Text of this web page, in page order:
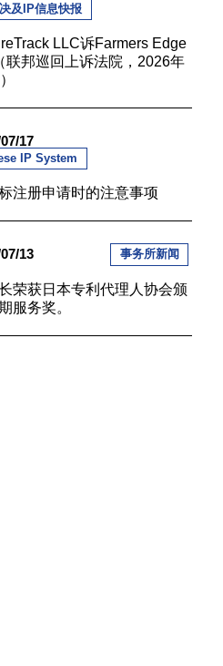
及IP信息快报
LLC诉Farmers Edge
联邦巡回上诉法院，2026年
17
IP System
注册申请时的注意事项
13 事务所新闻
荣获日本专利代理人协会颁
服务奖。